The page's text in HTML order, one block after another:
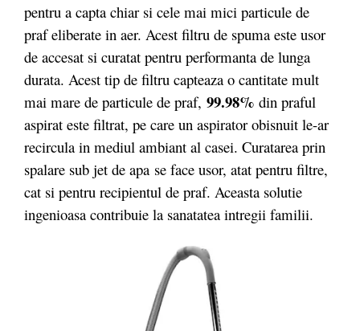
pentru a capta chiar si cele mai mici particule de
praf eliberate in aer. Acest filtru de spuma este usor
de accesat si curatat pentru performanta de lunga
durata. Acest tip de filtru capteaza o cantitate mult
mai mare de particule de praf, 99.98% din praful
aspirat este filtrat, pe care un aspirator obisnuit le-ar
recircula in mediul ambiant al casei. Curatarea prin
spalare sub jet de apa se face usor, atat pentru filtre,
cat si pentru recipientul de praf. Aceasta solutie
ingenioasa contribuie la sanatatea intregii familii.